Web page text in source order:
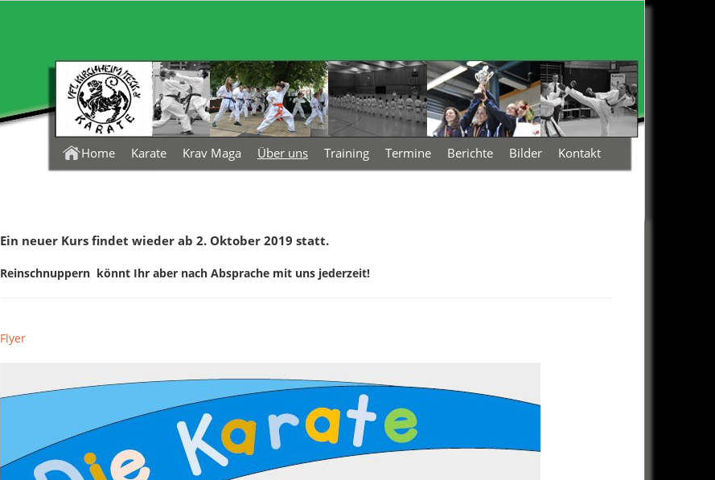
Home Karate Krav Maga Über uns Training Termine Berichte Bilder Kontakt
Ein neuer Kurs findet wieder ab 2. Oktober 2019 statt.
Reinschnuppern könnt Ihr aber nach Absprache mit uns jederzeit!
Flyer